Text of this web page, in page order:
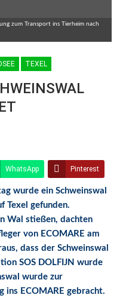
zum Transport ins Tierheim nach
TEXEL
WhatsApp Pinterest
Telegram
wurde ein Schweinswal
Texel gefunden.
Wal stießen, dachten
von ECOMARE am
dass der Schweinswal
SOS DOLFIJN wurde
wurde zur
ins ECOMARE gebracht.